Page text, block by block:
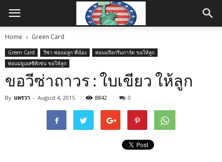
Home Green Card
Green Card วีซ่า พ่อแม่ลูก พี่น้อง
พ่อแม่ถือกรีนการ์ด ขอให้ลูก
พ่อแม่ยูเอสซิติเซ่น ขอให้ลูก
ขอวีซ่าถาวร : ใบเขียว ให้ลูก
By แพรวา - August 4, 2015 8842 0